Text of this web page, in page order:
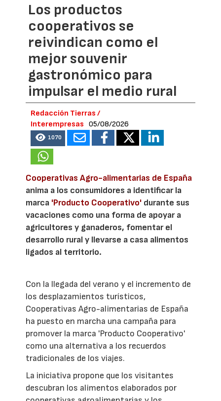
Los productos
cooperativos se
reivindican como el
mejor souvenir
gastronómico para
impulsar el medio rural
Redacción Tierras /
Interempresas
05/08/2026
1070
Cooperativas Agro-alimentarias de España
anima a los consumidores a identificar la
marca 'Producto Cooperativo' durante sus
vacaciones como una forma de apoyar a
agricultores y ganaderos, fomentar el
desarrollo rural y llevarse a casa alimentos
ligados al territorio.
Con la llegada del verano y el incremento de
los desplazamientos turísticos,
Cooperativas Agro-alimentarias de España
ha puesto en marcha una campaña para
promover la marca 'Producto Cooperativo'
como una alternativa a los recuerdos
tradicionales de los viajes.
La iniciativa propone que los visitantes
descubran los alimentos elaborados por